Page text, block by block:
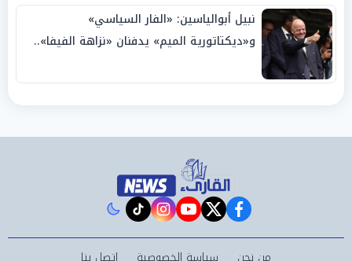
نبيل أبوالياسين: «الفار السياسي»
و«ديكتاتورية الميم» يدفنان «نزاهة الفيفا»..
facebook
twitter
youtube
instagram
tiktok